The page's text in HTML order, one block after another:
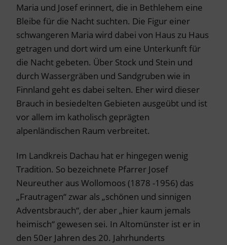
Maria und Josef erinnert, die in Bethlehem eine
Bleibe für die Nacht suchten. Die Figur einer
schwangeren Maria wird dabei von Haus zu Haus
getragen und dort wird um eine Unterkunft für
die Nacht gebeten. Über Stock und Stein und
durch Wassergräben und Sandgruben wie in
Finnland geht es dabei selten. Eher wird dieser
Brauch in besiedelten Gebieten ausgeübt und ist
vor allem im katholisch geprägten
alpenländischen Raum verbreitet.
Im Landkreis Dachau hat er hingegen wenig
Tradition. So bezeichnete Pfarrer Josef
Neureuther aus Wollomoos (1878 -1956) das
„Frautragen“ zwar als „schönen und sinnigen
Adventsbrauch“, der aber „hier kaum jemals
heimisch“ gewesen sei. In Altomünster ist er in
den 50er Jahren des 20. Jahrhunderts